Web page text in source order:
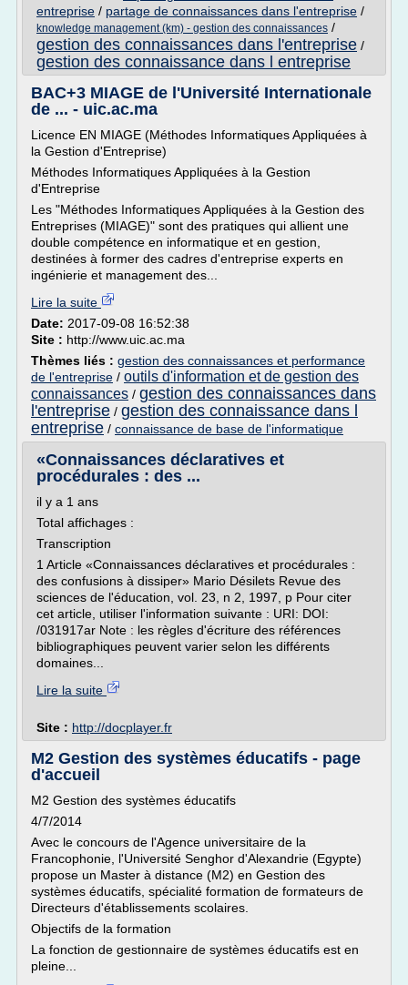
entreprise / partage de connaissances dans l'entreprise /
knowledge management (km) - gestion des connaissances /
gestion des connaissances dans l'entreprise /
gestion des connaissance dans l entreprise
BAC+3 MIAGE de l'Université Internationale
de ... - uic.ac.ma
Licence EN MIAGE (Méthodes Informatiques Appliquées à
la Gestion d'Entreprise)
Méthodes Informatiques Appliquées à la Gestion
d'Entreprise
Les "Méthodes Informatiques Appliquées à la Gestion des
Entreprises (MIAGE)" sont des pratiques qui allient une
double compétence en informatique et en gestion,
destinées à former des cadres d'entreprise experts en
ingénierie et management des...
Lire la suite
Date: 2017-09-08 16:52:38
Site : http://www.uic.ac.ma
Thèmes liés : gestion des connaissances et performance
de l'entreprise / outils d'information et de gestion des
connaissances / gestion des connaissances dans
l'entreprise / gestion des connaissance dans l
entreprise / connaissance de base de l'informatique
«Connaissances déclaratives et
procédurales : des ...
il y a 1 ans
Total affichages :
Transcription
1 Article «Connaissances déclaratives et procédurales :
des confusions à dissiper» Mario Désilets Revue des
sciences de l'éducation, vol. 23, n 2, 1997, p Pour citer
cet article, utiliser l'information suivante : URI: DOI:
/031917ar Note : les règles d'écriture des références
bibliographiques peuvent varier selon les différents
domaines...
Lire la suite
Site : http://docplayer.fr
M2 Gestion des systèmes éducatifs - page
d'accueil
M2 Gestion des systèmes éducatifs
4/7/2014
Avec le concours de l'Agence universitaire de la
Francophonie, l'Université Senghor d'Alexandrie (Egypte)
propose un Master à distance (M2) en Gestion des
systèmes éducatifs, spécialité formation de formateurs de
Directeurs d'établissements scolaires.
Objectifs de la formation
La fonction de gestionnaire de systèmes éducatifs est en
pleine...